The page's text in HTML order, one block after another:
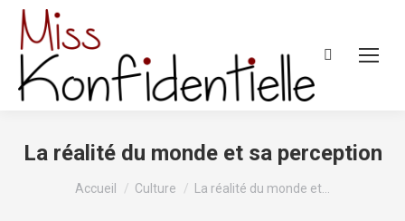
Recherche
La réalité du monde et sa perception
Vous êtes ici :
Accueil Culture La réalité du monde et…